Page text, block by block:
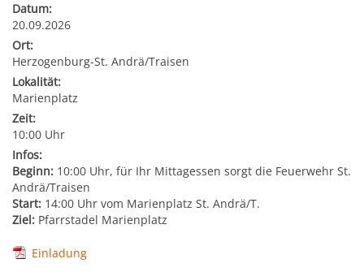
Amtstafel
Stadtnachrichten
Fotogalerien
Formulare
Förderungen
Gebühren (Verordnungen)
Jugend
Institutionen & Vereine
Freizeitmöglichkeiten
Bauen & Wohnen
Veranstaltungskalender
Heurigenkalender
Sehenswertes
Gastronomie
Beherbergung
Kunst
Standortinformationen
Strategische Lage
Verkehr
Ausbildung und F&E
Datum:
20.09.2026
Ort:
Herzogenburg-St. Andrä/Traisen
Lokalität:
Marienplatz
Zeit:
10:00 Uhr
Infos:
Beginn: 10:00 Uhr, für Ihr Mittagessen sorgt die Feuerwehr St.
Andrä/Traisen
Start: 14:00 Uhr vom Marienplatz St. Andrä/T.
Ziel: Pfarrstadel Marienplatz
Einladung